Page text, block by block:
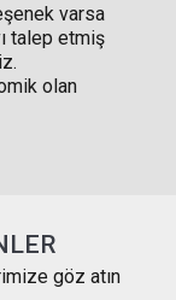
varsa
talep etmiş
olan
göz atın